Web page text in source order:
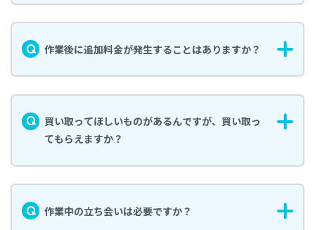
作業後に追加料金が発生することはありますか？
買い取ってほしいものがあるんですが、買い取っ
てもらえますか？
作業中の立ち会いは必要ですか？